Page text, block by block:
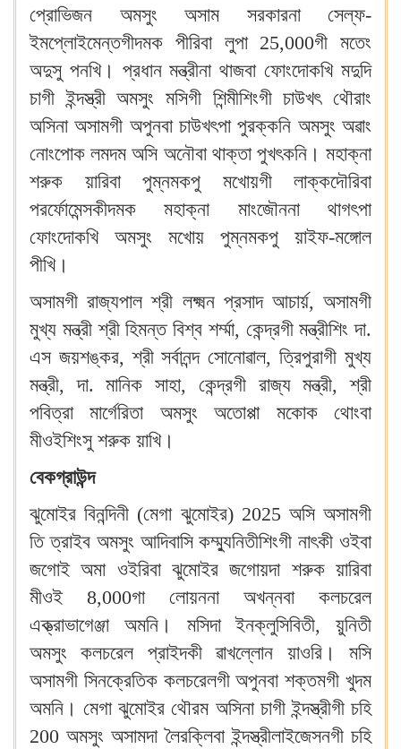
প্রোভিজন অমসুং অসাম সরকারনা সেল্ফ-
ইমপ্লোইমেন্তগীদমক পীরিবা লুপা 25,000গী মতেং
অদুসু পনখি। প্রধান মন্ত্রীনা থাজবা ফোংদোকখি মদুদি
চাগী ইন্দস্ত্রী অমসুং মসিগী শিন্মীশিংগী চাউখৎ থৌরাং
অসিনা অসামগী অপুনবা চাউখৎপা পুরক্কনি অমসুং অৱাং
নোংপোক লমদম অসি অনৌবা থাক্তা পুখৎকনি। মহাক্না
শরুক য়ারিবা পুম্নমকপু মখোয়গী লাক্কদৌরিবা
পরর্ফোমেন্সকীদমক মহাক্না মাংজৌননা থাগৎপা
ফোংদোকখি অমসুং মখোয় পুম্নমকপু য়াইফ-মঙ্গোল
পীখি।
অসামগী রাজ্যপাল শ্রী লক্ষ্মন প্রসাদ আচার্য়, অসামগী
মুখ্য মন্ত্রী শ্রী হিমন্ত বিশ্ব শর্ম্মা, কেন্দ্রগী মন্ত্রীশিং দা.
এস জয়শঙ্কর, শ্রী সর্বানন্দ সোনোৱাল, ত্রিপুরাগী মুখ্য
মন্ত্রী, দা. মানিক সাহা, কেন্দ্রগী রাজ্য মন্ত্রী, শ্রী
পবিত্রা মার্গেরিতা অমসুং অতোপ্পা মকোক থোংবা
মীওইশিংসু শরুক য়াখি।
বেকগ্রাউন্দ
ঝুমোইর বিনন্দিনী (মেগা ঝুমোইর) 2025 অসি অসামগী
তি ত্রাইব অমসুং আদিবাসি কম্ম্যুনিতীশিংগী নাৎকী ওইবা
জগোই অমা ওইরিবা ঝুমোইর জগোয়দা শরুক য়ারিবা
মীওই 8,000গা লোয়ননা অখন্নবা কলচরেল
এক্ত্রাভাগেঞ্জা অমনি। মসিদা ইনক্লুসিবিতী, য়ুনিতী
অমসুং কলচরেল প্রাইদকী ৱাখল্লোন য়াওরি। মসি
অসামগী সিনক্রেতিক কলচরেলগী অপুনবা শক্তমগী খুদম
অমনি। মেগা ঝুমোইর থৌরম অসিনা চাগী ইন্দস্ত্রীগী চহি
200 অমসুং অসামদা লৈরক্লিবা ইন্দস্ত্রীলাইজেসনগী চহি